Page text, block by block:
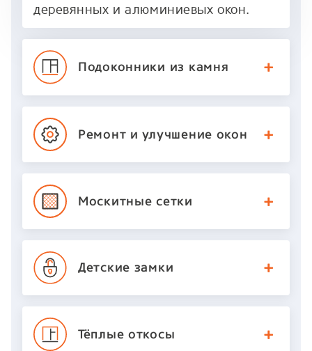
деревянных и алюминиевых окон.
Подоконники из камня
Ремонт и улучшение окон
Москитныесетки
Детские замки
Тёплые откосы